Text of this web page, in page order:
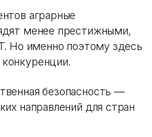
аграрные
менее престижными,
Но именно поэтому здесь
безопасность —
направлений для стран